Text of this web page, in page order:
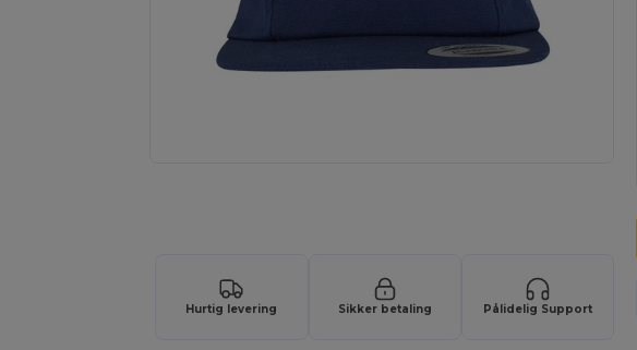
Hurtig levering Sikker betaling Pålidelig Support